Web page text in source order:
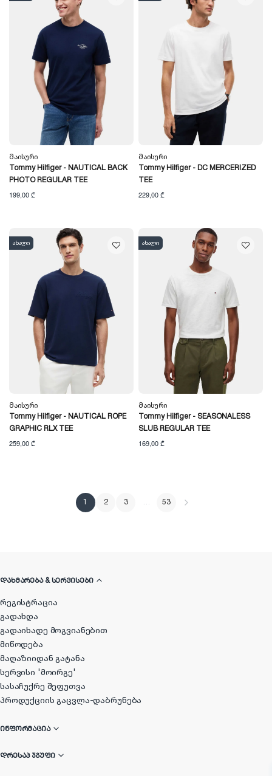
Მაისური
Tommy Hilfiger - NAUTICAL BACK
PHOTO REGULAR TEE
199,00 ₾
Მაისური
Tommy Hilfiger - DC MERCERIZED
TEE
229,00 ₾
ახალი
Მაისური
Tommy Hilfiger - NAUTICAL ROPE
GRAPHIC RLX TEE
259,00 ₾
ახალი
Მაისური
Tommy Hilfiger - SEASONALESS
SLUB REGULAR TEE
169,00 ₾
1 2 3 … 53
ᲓᲐᲮᲛᲐᲠᲔᲑᲐ & ᲡᲔᲠᲕᲘᲡᲔᲑᲘ
რეგისტრაცია
გადახდა
გადაიხადე მოგვიანებით
მიწოდება
მაღაზიიდან გატანა
სერვისი 'მოირგე'
სასაჩუქრე შეფუთვა
პროდუქციის გაცვლა-დაბრუნება
ᲘᲜᲤᲝᲠᲛᲐᲪᲘᲐ
ᲓᲠᲔᲡᲐᲞ ᲯᲒᲣᲤᲘ